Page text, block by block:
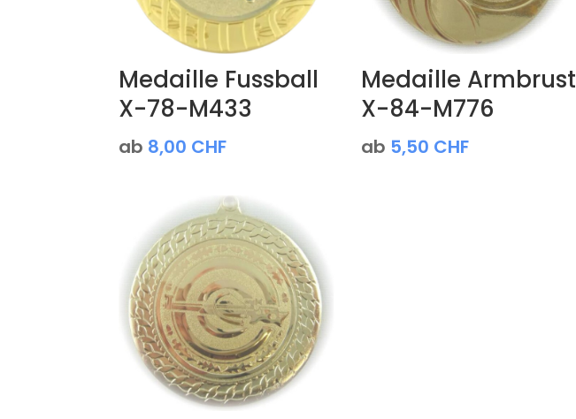
Medaille Fussball
X-78-M433
ab 8,00 CHF
Medaille Armbrust
X-84-M776
ab 5,50 CHF